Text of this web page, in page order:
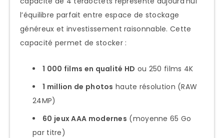
4. Toshiba Canvio Gaming 4To (Xbox
Edition)
5. Toshiba Canvio Advance 4To
9. Toshiba Canvio Connect II 4To
10. Toshiba Canvio Slim 4To
l’équilibre parfait entre espace de stockage
généreux et investissement raisonnable. Cette
capacité permet de stocker :
1 000 films en qualité HD ou 250 films 4K
1 million de photos haute résolution (RAW
24MP)
60 jeux AAA modernes (moyenne 65 Go
par titre)